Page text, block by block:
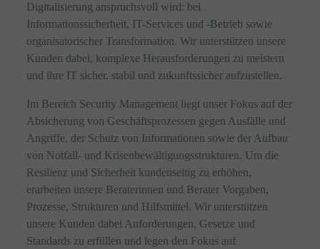
Digitalisierung anspruchsvoll wird: bei
Informationssicherheit, IT-Services und -Betrieb sowie
organisatorischer Transformation. Wir unterstützen unsere
Kunden dabei, komplexe Herausforderungen zu meistern
und ihre IT sicher, stabil und zukunftssicher aufzustellen.
Im Bereich Security Management liegt unser Fokus auf der
Absicherung von Geschäftsprozessen gegen Ausfälle und
Angriffe, der Schutz von Informationen sowie der Aufbau
von Notfall- und Krisenbewältigungsstrukturen. Um die
Resilienz und Sicherheit kundenseitig zu erhöhen,
erarbeiten unsere Beraterinnen und Berater Vorgaben,
Prozesse, Strukturen und Hilfsmittel. Wir unterstützen
unsere Kunden dabei Anforderungen, Gesetze und
Standards zu erfüllen und legen den Fokus auf